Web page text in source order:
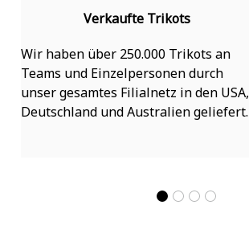
Verkaufte Trikots
Wir haben über 250.000 Trikots an
Teams und Einzelpersonen durch
unser gesamtes Filialnetz in den USA,
Deutschland und Australien geliefert.